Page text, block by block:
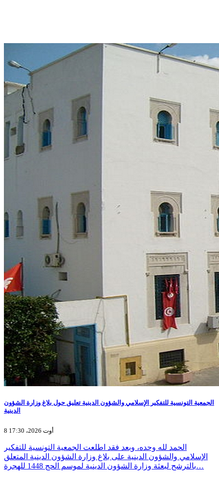
الجمعية التونسية للتفكير الإسلامي والشؤون الدينية تعليق حول بلاغ وزارة الشؤون
الدينية
8 أوت 2026، 17:30
الحمد لله وحده، وبعد فقد اطلعت الجمعية التونسية للتفكير
الإسلامي والشؤون الدينية على بلاغ وزارة الشؤون الدينية المتعلق
بالترشح لبعثة وزارة الشؤون الدينية لموسم الحج 1448 للهجرة…